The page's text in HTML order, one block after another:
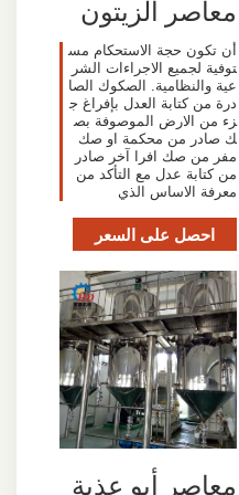
معاصر الزيتون
أن تكون حجة الاستحكام مس
توفية لجميع الاجراءات الشر
عية والنظامية. الصكوك الصا
درة من كتابة العدل بإفراغ ج
زء من الارض الموصوفة بص
ك صادر من محكمة او صك
مفر من صك افرا آخر صادر
من كتابة عدل مع التأكد من
معرفة الاساس الذي
احصل على السعر
‫معاصر أبو عذية